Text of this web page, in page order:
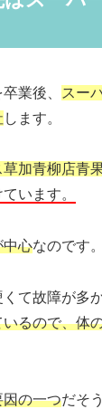
業後、
スー
します。
加青柳店青
います。
中心なのです。
て故障が多
るので、体
因の一つだそ